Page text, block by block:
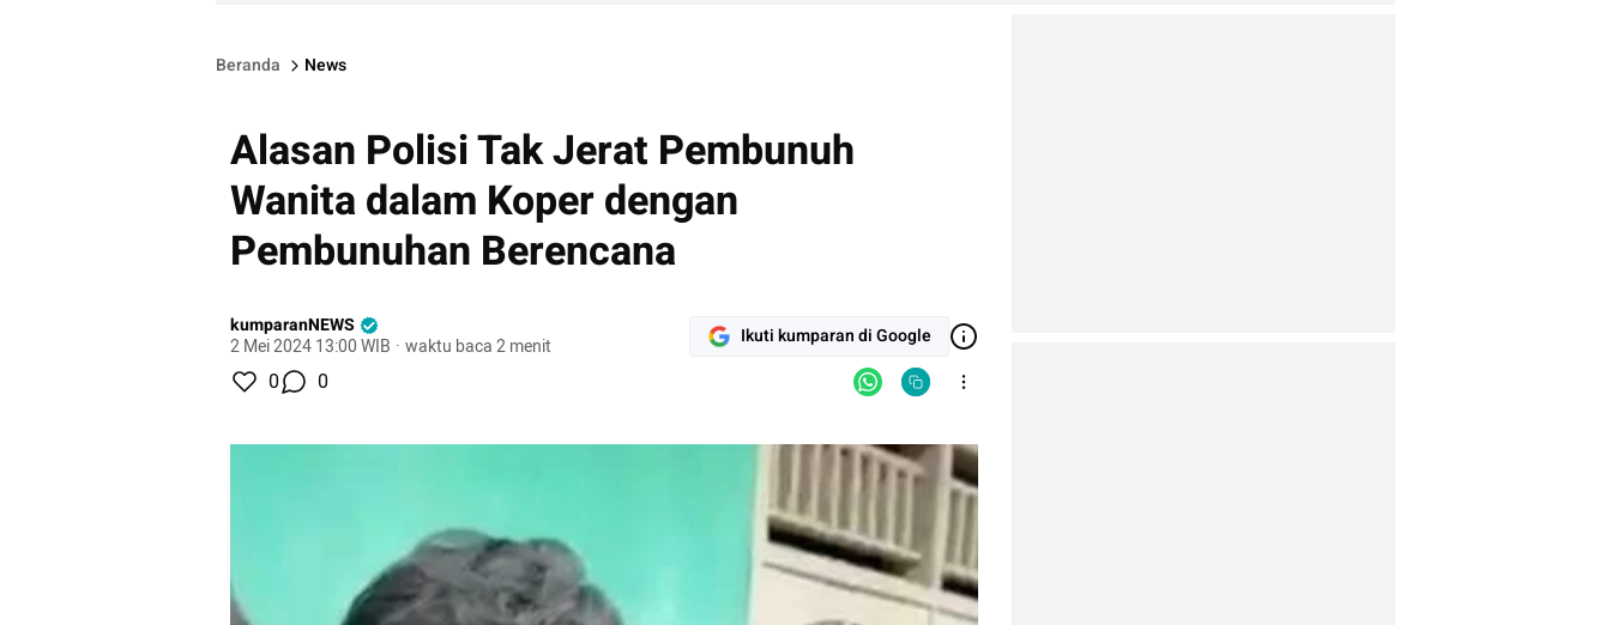
Beranda News
Alasan Polisi Tak Jerat Pembunuh
Wanita dalam Koper dengan
Pembunuhan Berencana
kumparanNEWS
2 Mei 2024 13:00 WIB · waktu baca 2 menit Ikuti kumparan di Google
0 0